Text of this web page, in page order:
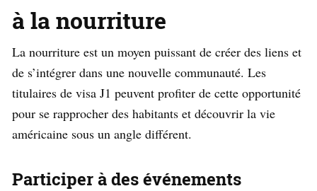
à la nourriture
La nourriture est un moyen puissant de créer des liens et
de s’intégrer dans une nouvelle communauté. Les
titulaires de visa J1 peuvent profiter de cette opportunité
pour se rapprocher des habitants et découvrir la vie
américaine sous un angle différent.
Participer à des événements